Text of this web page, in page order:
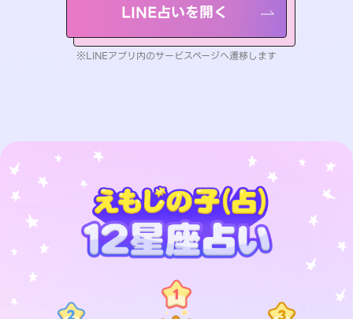
LINE占いを開く
※LINEアプリ内のサービスページへ遷移します